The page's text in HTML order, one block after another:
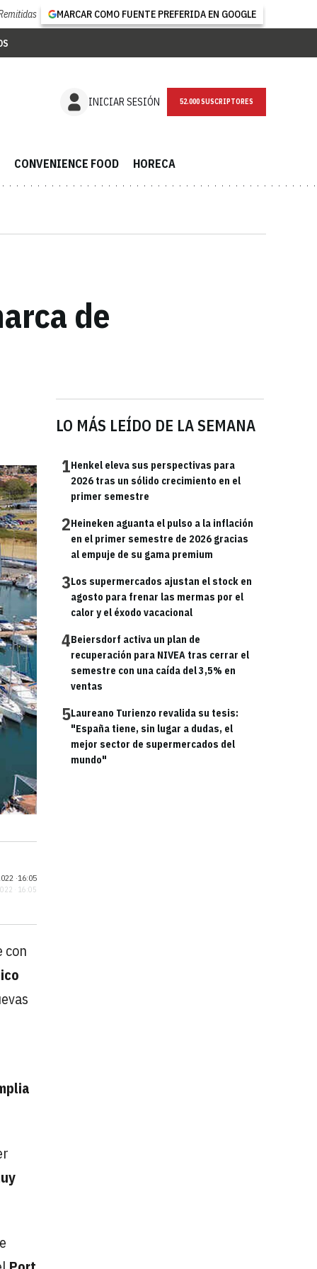
MARCAR COMO FUENTE PREFERIDA EN GOOGLE
INICIAR SESIÓN NEWSLETTER
CONVENIENCE FOOD HORECA
de
LO MÁS LEÍDO DE LA SEMANA
1Henkel eleva sus perspectivas para
2026 tras un sólido crecimiento en el
primer semestre
2Heineken aguanta el pulso a la inflación
en el primer semestre de 2026 gracias
al empuje de su gama premium
3Los supermercados ajustan el stock en
agosto para frenar las mermas por el
calor y el éxodo vacacional
4Beiersdorf activa un plan de
recuperación para NIVEA tras cerrar el
semestre con una caída del 3,5% en
ventas
5Laureano Turienzo revalida su tesis:
"España tiene, sin lugar a dudas, el
mejor sector de supermercados del
mundo"
·16:05
· 16:05
con